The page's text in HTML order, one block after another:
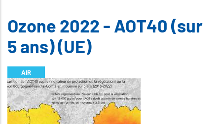
Ozone 2022 - AOT40 (sur
5 ans) (UE)
AIR
Illustration